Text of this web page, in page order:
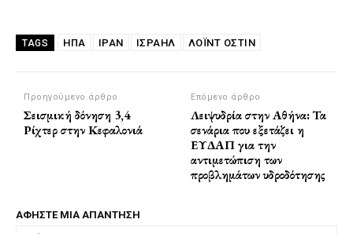
TAGS ΗΠΑ ΙΡΑΝ ΙΣΡΑΗΛ ΛΌΙΝΤ ΌΣΤΙΝ
Προηγούμενο άρθρο
Σεισμική δόνηση 3,4
Ρίχτερ στην Κεφαλονιά
Επόμενο άρθρο
Λειψυδρία στην Αθήνα: Τα
σενάρια που εξετάζει η
ΕΥΔΑΠ για την
αντιμετώπιση των
προβλημάτων υδροδότησης
ΑΦΗΣΤΕ ΜΙΑ ΑΠΑΝΤΗΣΗ